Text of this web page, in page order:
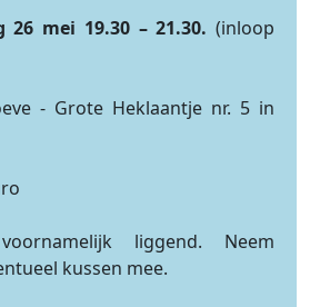
26 mei 19.30 – 21.30. (inloop
- Grote Heklaantje nr. 5 in
liggend. Neem
kussen mee.